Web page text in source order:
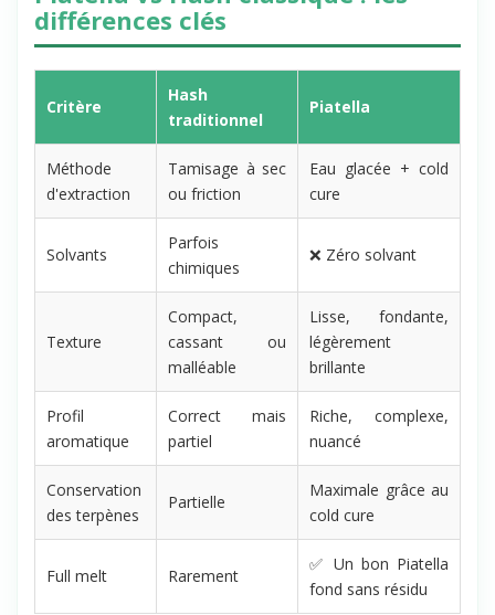
différences clés
Critère
Hash
traditionnel
Piatella
Méthode
d'extraction
Tamisage à sec
ou friction
Eau glacée + cold
cure
Solvants
Parfois
chimiques
❌ Zéro solvant
Texture
Compact,
cassant ou
malléable
Lisse, fondante,
légèrement
brillante
Profil
aromatique
Correct mais
partiel
Riche, complexe,
nuancé
Conservation
des terpènes
Partielle
Maximale grâce au
cold cure
Full melt Rarement
✅ Un bon Piatella
fond sans résidu